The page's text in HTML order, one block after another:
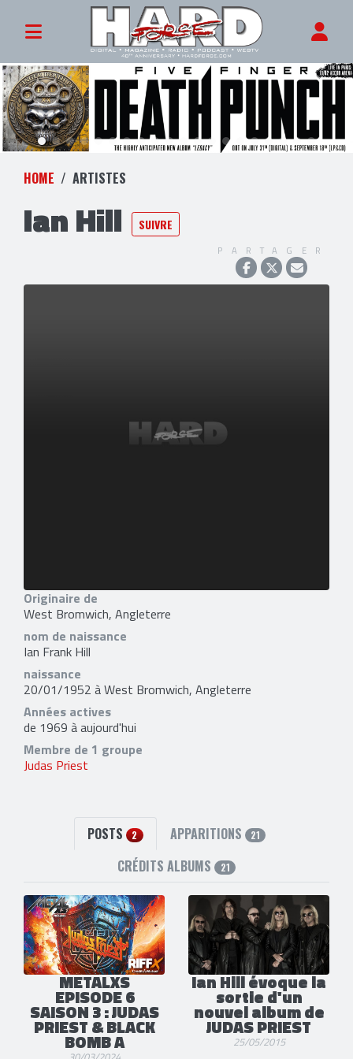
HOME ARTISTES
Ian Hill SUIVRE
PARTAGER
Originaire de
West Bromwich, Angleterre
nom de naissance
Ian Frank Hill
naissance
20/01/1952 à West Bromwich, Angleterre
Années actives
de 1969 à aujourd'hui
Membre de 1 groupe
Judas Priest
POSTS 2 APPARITIONS 21
CRÉDITS ALBUMS 21
METALXS
EPISODE 6
SAISON 3 : JUDAS
PRIEST & BLACK
BOMB A
Ian Hill évoque la
sortie d'un
nouvel album de
JUDAS PRIEST
25/05/2015